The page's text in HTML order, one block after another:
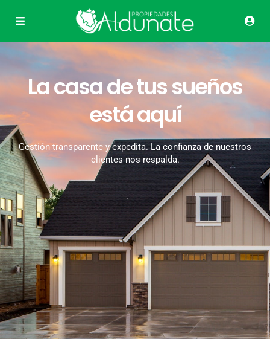
La casa de tus sueños
está aquí
Gestión transparente y expedita. La confianza de nuestros
clientes nos respalda.